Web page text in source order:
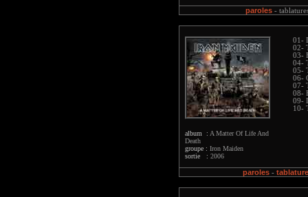
paroles -
album : A Matter Of Life And
Death
groupe : Iron Maiden
sortie : 2006
01-
02-
03-
04-
05-
06-
07-
08-
09-
10-
paroles-